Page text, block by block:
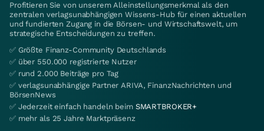
Profitieren Sie von unserem Alleinstellungsmerkmal als den
zentralen verlagsunabhängigen Wissens-Hub für einen aktuellen
und fundierten Zugang in die Börsen- und Wirtschaftswelt, um
strategische Entscheidungen zu treffen.
✅ Größte Finanz-Community Deutschlands
✅ über 550.000 registrierte Nutzer
✅ rund 2.000 Beiträge pro Tag
✅ verlagsunabhängige Partner ARIVA, FinanzNachrichten und
BörsenNews
✅ Jederzeit einfach handeln beim SMARTBROKER+
✅ mehr als 25 Jahre Marktpräsenz